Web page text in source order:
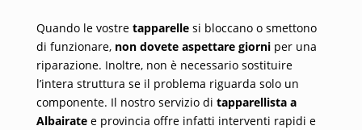
Quando le vostre tapparellesi bloccano o smettono
di funzionare, non dovete aspettare giorniper una
riparazione. Inoltre, non è necessario sostituire
l’intera struttura se il problema riguarda solo un
componente. Il nostro servizio di tapparellista a
Albairatee provincia offre infatti interventi rapidi e